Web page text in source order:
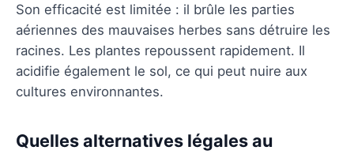
Son efficacité est limitée : il brûle les parties
aériennes des mauvaises herbes sans détruire les
racines. Les plantes repoussent rapidement. Il
acidifie également le sol, ce qui peut nuire aux
cultures environnantes.
Quelles alternatives légales au